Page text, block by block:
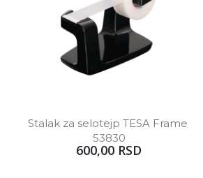
Stalak za selotejp TESA Frame
53830
600,00 RSD